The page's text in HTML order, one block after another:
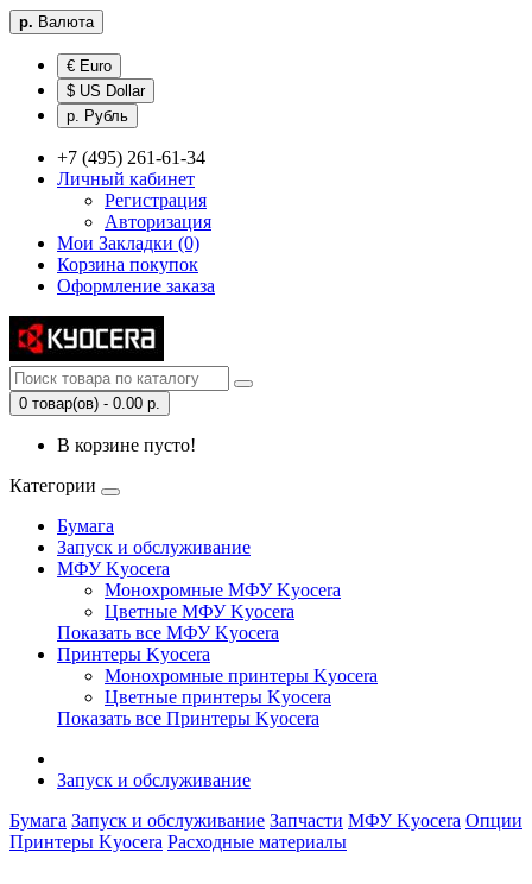
р. Валюта
€ Euro
$ US Dollar
р. Рубль
+7 (495) 261-61-34
Личный кабинет
Регистрация
Авторизация
Мои Закладки (0)
Корзина покупок
Оформление заказа
0 товар(ов) - 0.00 р.
В корзине пусто!
Категории
Бумага
Запуск и обслуживание
МФУ Kyocera
Монохромные МФУ Kyocera
Цветные МФУ Kyocera
Показать все МФУ Kyocera
Принтеры Kyocera
Монохромные принтеры Kyocera
Цветные принтеры Kyocera
Показать все Принтеры Kyocera
Запуск и обслуживание
Бумага Запуск и обслуживание Запчасти МФУ Kyocera Опции
Принтеры Kyocera Расходные материалы